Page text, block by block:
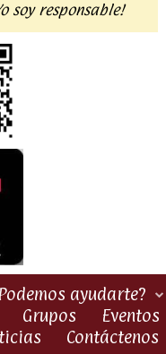
soy responsable!
ayudarte?
Grupos
Eventos
Contáctenos